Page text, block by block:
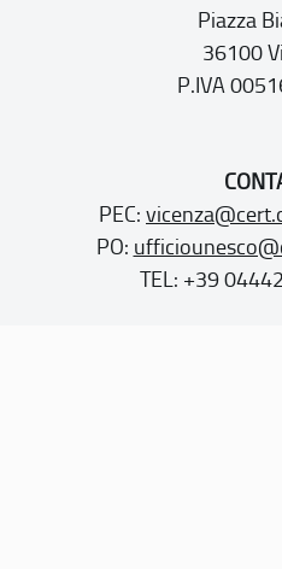
Piazza
36100
P.IVA
PEC:
PO:
TEL: +39